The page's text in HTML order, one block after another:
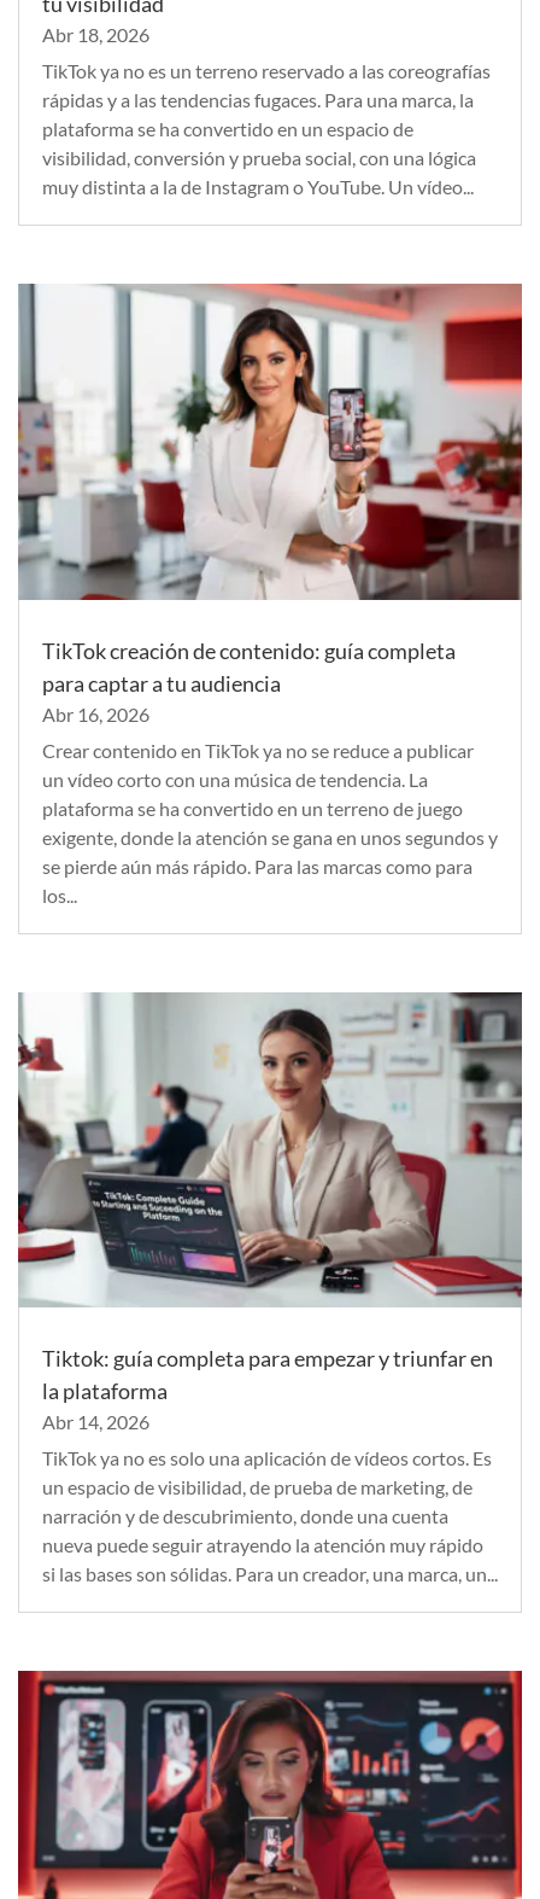
Abr 18, 2026
TikTok ya no es un terreno reservado a las coreografías
rápidas y a las tendencias fugaces. Para una marca, la
plataforma se ha convertido en un espacio de
visibilidad, conversión y prueba social, con una lógica
muy distinta a la de Instagram o YouTube. Un vídeo...
TikTok creación de contenido: guía completa
para captar a tu audiencia
Abr 16, 2026
Crear contenido en TikTok ya no se reduce a publicar
un vídeo corto con una música de tendencia. La
plataforma se ha convertido en un terreno de juego
exigente, donde la atención se gana en unos segundos y
se pierde aún más rápido. Para las marcas como para
los...
Tiktok: guía completa para empezar y triunfar en
la plataforma
Abr 14, 2026
TikTok ya no es solo una aplicación de vídeos cortos. Es
un espacio de visibilidad, de prueba de marketing, de
narración y de descubrimiento, donde una cuenta
nueva puede seguir atrayendo la atención muy rápido
si las bases son sólidas. Para un creador, una marca, un...